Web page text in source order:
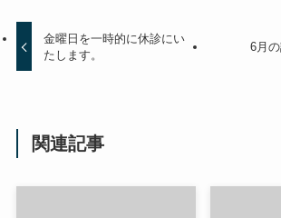
金曜日を一時的に休診にい
たします。
6月
関連記事